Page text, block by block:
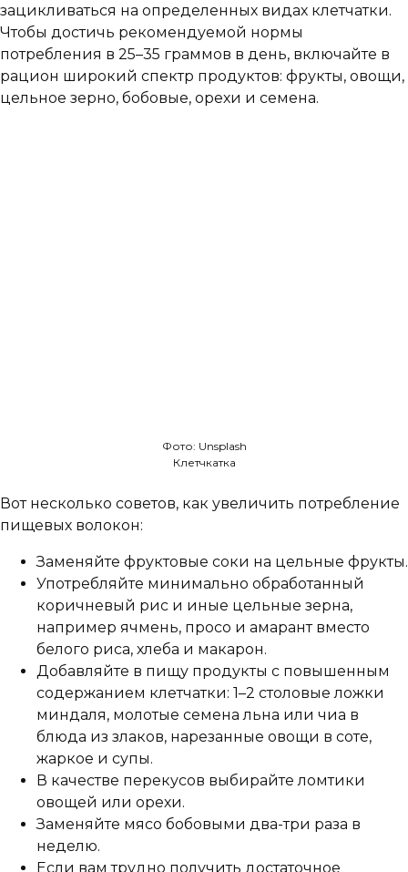
зацикливаться на определенных видах клетчатки.
Чтобы достичь рекомендуемой нормы
потребления в 25–35 граммов в день, включайте в
рацион широкий спектр продуктов: фрукты, овощи,
цельное зерно, бобовые, орехи и семена.
Фото: Unsplash
Клетчкатка
Вот несколько советов, как увеличить потребление
пищевых волокон:
Заменяйте фруктовые соки на цельные фрукты.
Употребляйте минимально обработанный
коричневый рис и иные цельные зерна,
например ячмень, просо и амарант вместо
белого риса, хлеба и макарон.
Добавляйте в пищу продукты с повышенным
содержанием клетчатки: 1–2 столовые ложки
миндаля, молотые семена льна или чиа в
блюда из злаков, нарезанные овощи в соте,
жаркое и супы.
В качестве перекусов выбирайте ломтики
овощей или орехи.
Заменяйте мясо бобовыми два-три раза в
неделю.
Если вам трудно получить достаточное